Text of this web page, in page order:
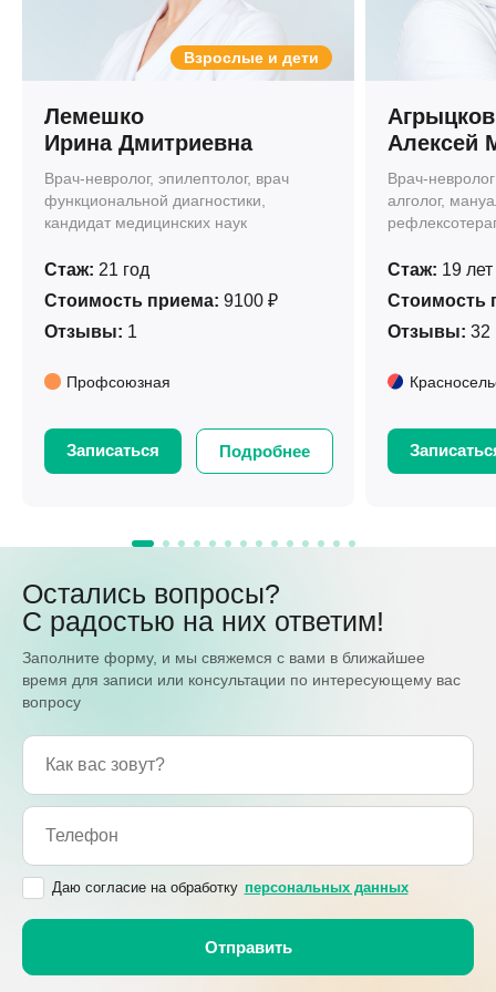
Взрослые и дети
Лемешко
Ирина Дмитриевна
Врач-невролог, эпилептолог, врач
функциональной диагностики,
кандидат медицинских наук
Стаж: 21 год
Стоимость приема: 9100 ₽
Отзывы: 1
Профсоюзная
Записаться Подробнее
Агрыцков
Алексей
Врач-
алголог,
Стаж: 19 лет
Стоимость
Отзывы: 32
Остались вопросы?
С радостью на них ответим!
Заполните форму, и мы свяжемся с вами в ближайшее
время для записи или консультации по интересующему вас
вопросу
Даю согласие на обработку персональных данных